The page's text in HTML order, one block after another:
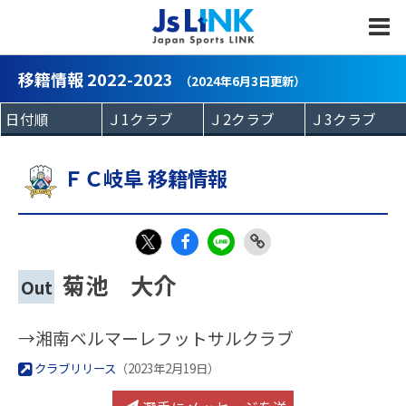
移籍情報 2022-2023 （2024年6月3日更新）
ＦＣ岐阜 移籍情報
k
Out 菊池 大介
→湘南ベルマーレフットサルクラブ
クラブリリース （2023年2月19日）